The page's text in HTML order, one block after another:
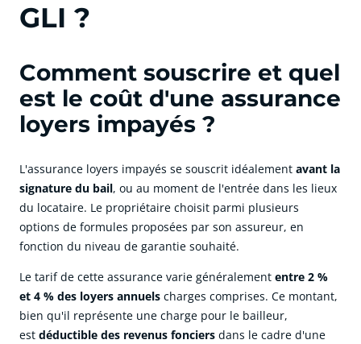
GLI ?
Comment souscrire et quel
est le coût d'une assurance
loyers impayés ?
L'assurance loyers impayés se souscrit idéalement avant la
signature du bail, ou au moment de l'entrée dans les lieux
du locataire. Le propriétaire choisit parmi plusieurs
options de formules proposées par son assureur, en
fonction du niveau de garantie souhaité.
Le tarif de cette assurance varie généralement entre 2 %
et 4 % des loyers annuels charges comprises. Ce montant,
bien qu'il représente une charge pour le bailleur,
est déductible des revenus fonciers dans le cadre d'une